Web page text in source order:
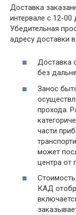
Доставка
интервале с 12-00
Убедительная
адресу доставки
Доставка
без
Занос
прохода.
части
может
центра от
КАД